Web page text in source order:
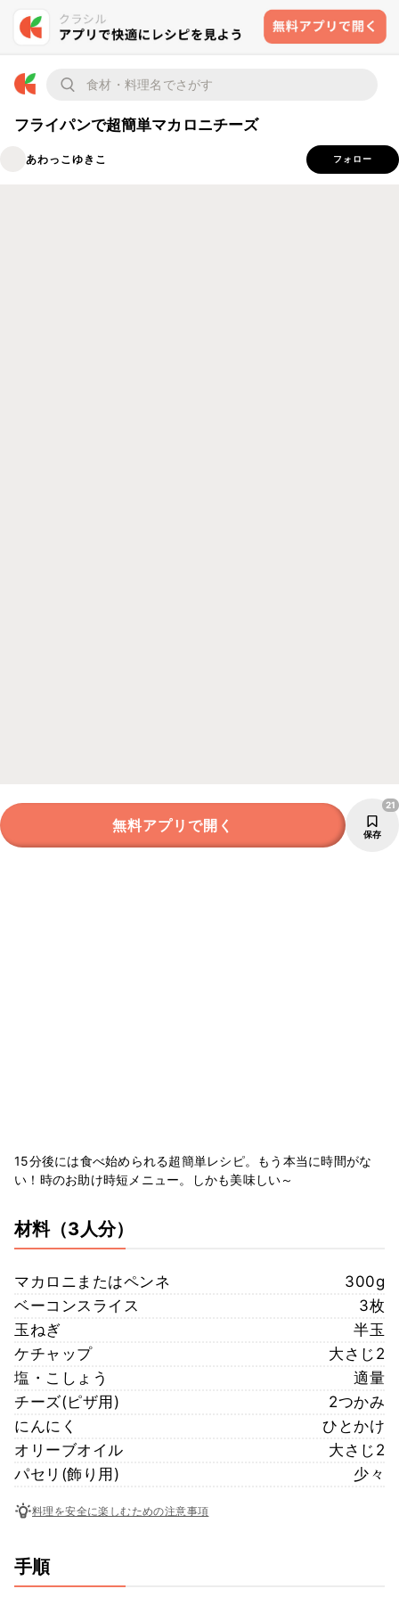
フライパンで超簡単マカロニチーズ
あわっこゆきこ フォロー
無料アプリで開く 保存
21
15分後には食べ始められる超簡単レシピ。もう本当に時間がな
い！時のお助け時短メニュー。しかも美味しい～
材料（3人分）
マカロニまたはペンネ
300g
ベーコンスライス
3枚
玉ねぎ
半玉
ケチャップ
大さじ2
塩・こしょう
適量
チーズ(ピザ用)
2つかみ
にんにく
ひとかけ
オリーブオイル
大さじ2
パセリ(飾り用)
少々
料理を安全に楽しむための注意事項
手順